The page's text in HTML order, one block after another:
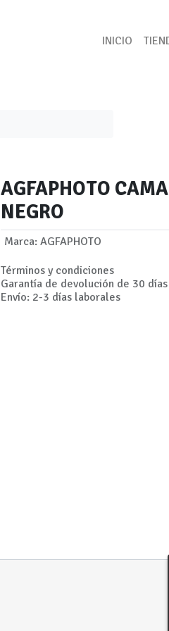
INICIO
AGFAPHOTO
NEGRO
Marca: AGFAPHOTO
Términos y condiciones
Garantía de devolución de 30 días
Envío: 2-3 días laborales